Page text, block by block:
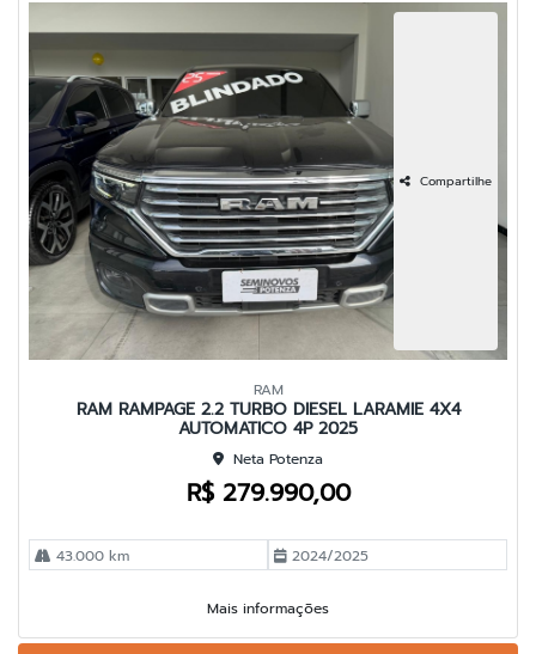
Compartilhe
RAM
RAM RAMPAGE 2.2 TURBO DIESEL LARAMIE 4X4
AUTOMATICO 4P 2025
Neta Potenza
R$ 279.990,00
43.000 km 2024/2025
Mais informações